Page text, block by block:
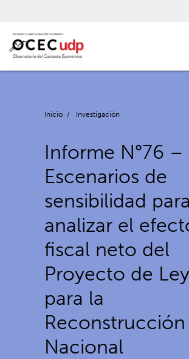
Inicio / Investigación
Informe N°76 –
Escenarios de
sensibilidad para
analizar el
fiscal neto del
Proyecto de Ley
para la
Reconstrucción
Nacional